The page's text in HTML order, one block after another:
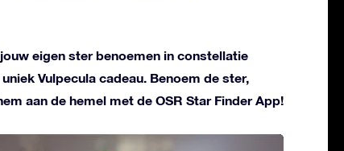
eigen ster benoemen in constellatie
Vulpecula cadeau. Benoem de ster,
aan de hemel met de OSR Star Finder App!